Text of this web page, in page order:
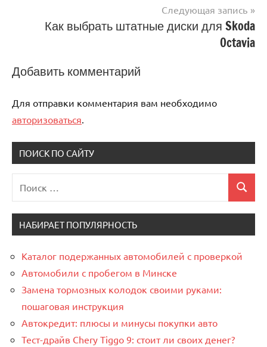
Следующая запись
Как выбрать штатные диски для Skoda
Octavia
Добавить комментарий
Для отправки комментария вам необходимо
авторизоваться.
ПОИСК ПО САЙТУ
Поиск
для:
Поиск
НАБИРАЕТ ПОПУЛЯРНОСТЬ
Каталог подержанных автомобилей с проверкой
Автомобили с пробегом в Минске
Замена тормозных колодок своими руками:
пошаговая инструкция
Автокредит: плюсы и минусы покупки авто
Тест-драйв Chery Tiggo 9: стоит ли своих денег?